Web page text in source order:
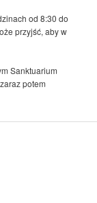
od 8:30 do
przyjść, aby w
Sanktuarium
potem